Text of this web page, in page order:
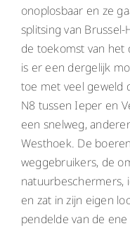
onoplosbaar en ze
splitsing van
de toekomst van het
is er een dergelijk
toe met veel geweld
N8 tussen Ieper en
een snelweg,
Westhoek. De
weggebruikers, de
natuurbeschermers,
en zat in zijn eigen
pendelde van de